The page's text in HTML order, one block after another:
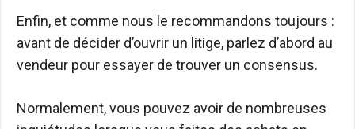
Enfin, et comme nous le recommandons toujours :
avant de décider d’ouvrir un litige, parlez d’abord au
vendeur pour essayer de trouver un consensus.
Normalement, vous pouvez avoir de nombreuses